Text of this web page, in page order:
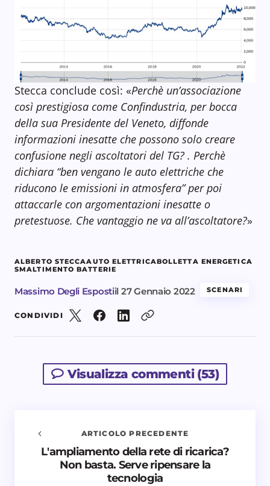
Stecca conclude così: «Perchè un’associazione
così prestigiosa come Confindustria, per bocca
della sua Presidente del Veneto, diffonde
informazioni inesatte che possono solo creare
confusione negli ascoltatori del TG? . Perchè
dichiara “ben vengano le auto elettriche che
riducono le emissioni in atmosfera” per poi
attaccarle con argomentazioni inesatte o
pretestuose. Che vantaggio ne va all’ascoltatore?»
ALBERTO STECCAAUTO ELETTRICABOLLETTA ENERGETICA
SMALTIMENTO BATTERIE
Massimo Degli Espostiil 27 Gennaio 2022 SCENARI
CONDIVIDI
Visualizza commenti (53)
Avvisami quando vengono aggiunti nuovi
commenti
ARTICOLO PRECEDENTE
L'ampliamento della rete di ricarica?
Non basta. Serve ripensare la
tecnologia